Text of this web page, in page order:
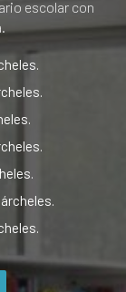
escolar con